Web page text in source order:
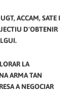
ACCAM, SATE I
D'OBTENIR
LA
ARMA TAN
A NEGOCIAR